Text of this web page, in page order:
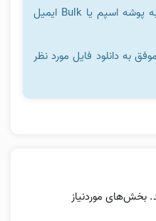
ممکن است ایمیل ارسالی به پوشه اسپم یا Bulk ایمیل
به دانلود فایل مورد نظر
بخش‌های موردنیاز